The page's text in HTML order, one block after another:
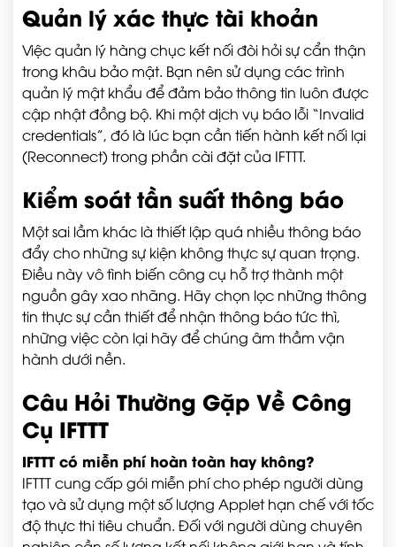
Quản lý xác thực tài khoản
Việc quản lý hàng chục kết nối đòi hỏi sự cẩn thận
trong khâu bảo mật. Bạn nên sử dụng các trình
quản lý mật khẩu để đảm bảo thông tin luôn được
cập nhật đồng bộ. Khi một dịch vụ báo lỗi “Invalid
credentials”, đó là lúc bạn cần tiến hành kết nối lại
(Reconnect) trong phần cài đặt của IFTTT.
Kiểm soát tần suất thông báo
Một sai lầm khác là thiết lập quá nhiều thông báo
đẩy cho những sự kiện không thực sự quan trọng.
Điều này vô tình biến công cụ hỗ trợ thành một
nguồn gây xao nhãng. Hãy chọn lọc những thông
tin thực sự cần thiết để nhận thông báo tức thì,
những việc còn lại hãy để chúng âm thầm vận
hành dưới nền.
Câu Hỏi Thường Gặp Về Công
Cụ IFTTT
IFTTT có miễn phí hoàn toàn hay không?
IFTTT cung cấp gói miễn phí cho phép người dùng
tạo và sử dụng một số lượng Applet hạn chế với tốc
độ thực thi tiêu chuẩn. Đối với người dùng chuyên